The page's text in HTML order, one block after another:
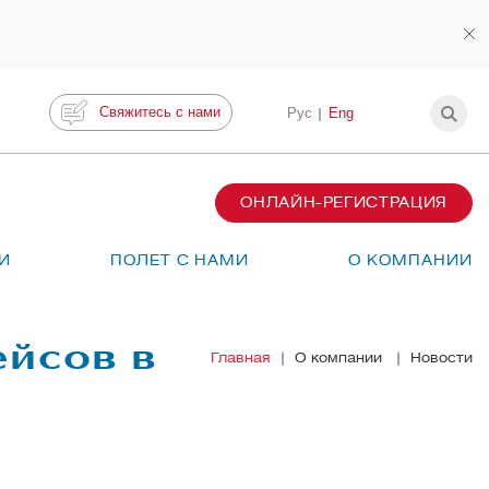
Свяжитесь с нами Рус Eng
ОНЛАЙН-РЕГИСТРАЦИЯ
ПОЛЕТ С НАМИ О КОМПАНИИ
Главная О компании Новости
в